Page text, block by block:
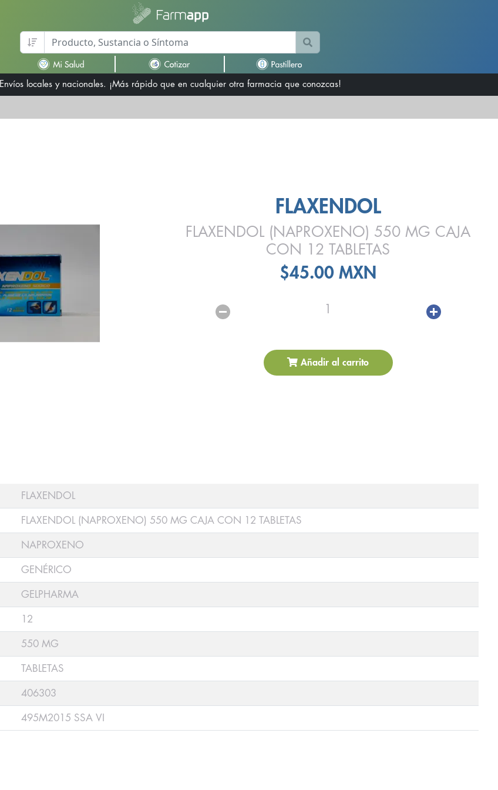
Envíos locales y nacionales. ¡Más rápido que en cualquier otra farmacia que conozcas!
FLAXENDOL
FLAXENDOL (NAPROXENO) 550 MG CAJA
CON 12 TABLETAS
$45.00 MXN
1
Añadir al carrito
FLAXENDOL
FLAXENDOL (NAPROXENO) 550 MG CAJA CON 12 TABLETAS
NAPROXENO
GENÉRICO
GELPHARMA
12
550 MG
TABLETAS
406303
495M2015 SSA VI